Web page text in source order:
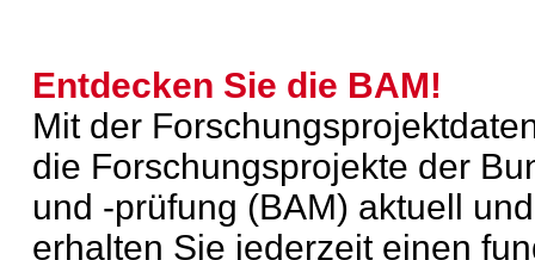
Entdecken Sie die BAM!
Mit der
die Forschungsprojekte der
und -prüfung (BAM) aktuell
erhalten Sie jederzeit einen